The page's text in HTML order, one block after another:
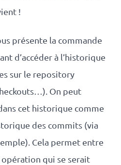
!
présente la commande
d’accéder à l’historique
sur le repository
On peut
cet historique comme
des commits (via
Cela permet entre
opération qui se serait